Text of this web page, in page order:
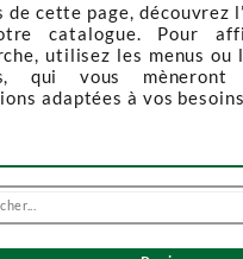
de cette page, découvrez
catalogue. Pour
utilisez les menus ou
qui vous
adaptées à vos